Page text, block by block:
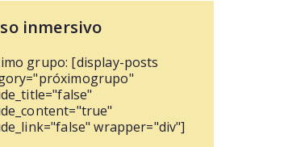
inmersivo
grupo: [display-posts
wrapper="div"]